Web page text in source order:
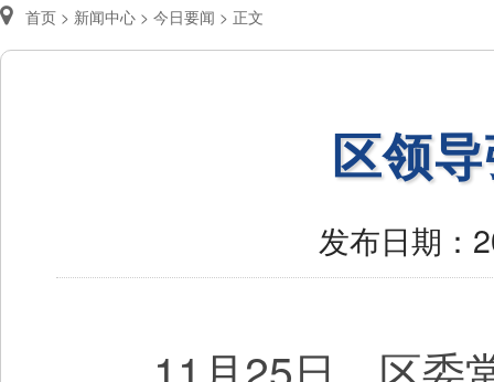
首页 > 新闻中心 > 今日要闻 > 正文
区领
发布日期：